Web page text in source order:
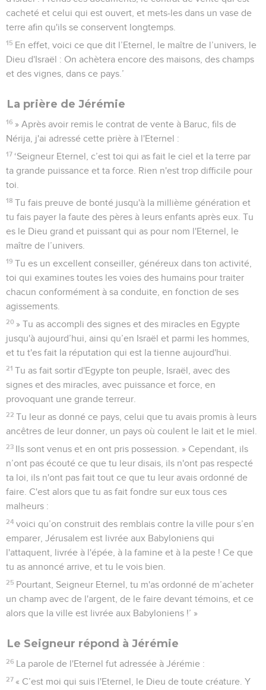
cacheté et celui qui est ouvert, et mets-les dans un vase de
terre afin qu'ils se conservent longtemps.
15 En effet, voici ce que dit l’Eternel, le maître de l’univers, le
Dieu d'Israël : On achètera encore des maisons, des champs
et des vignes, dans ce pays.’
La prière de Jérémie
16 » Après avoir remis le contrat de vente à Baruc, fils de
Nérija, j'ai adressé cette prière à l'Eternel :
17 ‘Seigneur Eternel, c’est toi qui as fait le ciel et la terre par
ta grande puissance et ta force. Rien n'est trop difficile pour
toi.
18 Tu fais preuve de bonté jusqu'à la millième génération et
tu fais payer la faute des pères à leurs enfants après eux. Tu
es le Dieu grand et puissant qui as pour nom l'Eternel, le
maître de l’univers.
19 Tu es un excellent conseiller, généreux dans ton activité,
toi qui examines toutes les voies des humains pour traiter
chacun conformément à sa conduite, en fonction de ses
agissements.
20 » Tu as accompli des signes et des miracles en Egypte
jusqu'à aujourd’hui, ainsi qu’en Israël et parmi les hommes,
et tu t'es fait la réputation qui est la tienne aujourd'hui.
21 Tu as fait sortir d'Egypte ton peuple, Israël, avec des
signes et des miracles, avec puissance et force, en
provoquant une grande terreur.
22 Tu leur as donné ce pays, celui que tu avais promis à leurs
ancêtres de leur donner, un pays où coulent le lait et le miel.
23 Ils sont venus et en ont pris possession. » Cependant, ils
n’ont pas écouté ce que tu leur disais, ils n'ont pas respecté
ta loi, ils n'ont pas fait tout ce que tu leur avais ordonné de
faire. C'est alors que tu as fait fondre sur eux tous ces
malheurs :
24 voici qu’on construit des remblais contre la ville pour s’en
emparer, Jérusalem est livrée aux Babyloniens qui
l'attaquent, livrée à l'épée, à la famine et à la peste ! Ce que
tu as annoncé arrive, et tu le vois bien.
25 Pourtant, Seigneur Eternel, tu m'as ordonné de m’acheter
un champ avec de l'argent, de le faire devant témoins, et ce
alors que la ville est livrée aux Babyloniens !’ »
Le Seigneur répond à Jérémie
26 La parole de l'Eternel fut adressée à Jérémie :
27 « C’est moi qui suis l'Eternel, le Dieu de toute créature. Y